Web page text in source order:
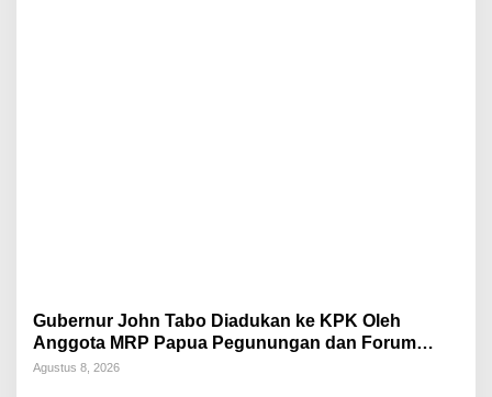
Gubernur John Tabo Diadukan ke KPK Oleh
Anggota MRP Papua Pegunungan dan Forum
Warga Papua
Agustus 8, 2026